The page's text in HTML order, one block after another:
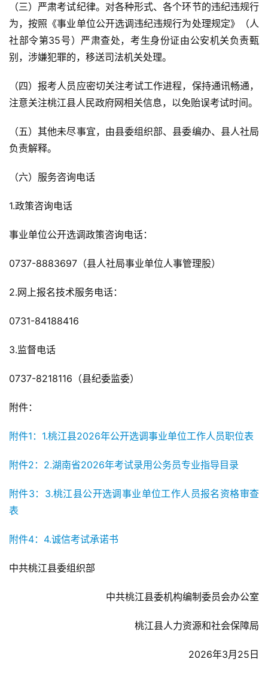
（三）严肃考试纪律。对各种形式、各个环节的违纪违规行
为，按照《事业单位公开选调违纪违规行为处理规定》（人
社部令第35号）严肃查处，考生身份证由公安机关负责甄
别，涉嫌犯罪的，移送司法机关处理。
（四）报考人员应密切关注考试工作进程，保持通讯畅通，
注意关注桃江县人民政府网相关信息，以免贻误考试时间。
（五）其他未尽事宜，由县委组织部、县委编办、县人社局
负责解释。
（六）服务咨询电话
1.政策咨询电话
事业单位公开选调政策咨询电话：
0737-8883697（县人社局事业单位人事管理股）
2.网上报名技术服务电话：
0731-84188416
3.监督电话
0737-8218116（县纪委监委）
附件：
附件1：1.桃江县2026年公开选调事业单位工作人员职位表
附件2：2.湖南省2026年考试录用公务员专业指导目录
附件3：3.桃江县公开选调事业单位工作人员报名资格审查
表
附件4：4.诚信考试承诺书
中共桃江县委组织部
中共桃江县委机构编制委员会办公室
桃江县人力资源和社会保障局
2026年3月25日